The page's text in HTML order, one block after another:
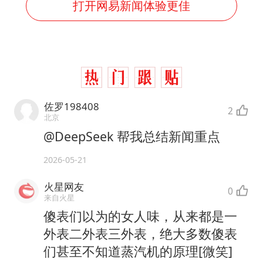
打开网易新闻体验更佳
佐罗198408
北京 2
@DeepSeek 帮我总结新闻重点
2026-05-21
火星网友
来自火星 0
傻表们以为的女人味，从来都是一
外表二外表三外表，绝大多数傻表
们甚至不知道蒸汽机的原理[微笑]